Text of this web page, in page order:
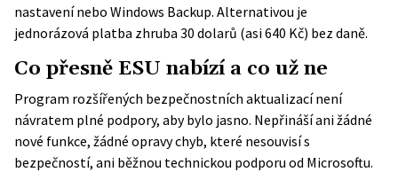
nastavení nebo Windows Backup. Alternativou je
jednorázová platba zhruba 30 dolarů (asi 640 Kč) bez daně.
Co přesně ESU nabízí a co už ne
Program rozšířených bezpečnostních aktualizací není
návratem plné podpory, aby bylo jasno. Nepřináší ani žádné
nové funkce, žádné opravy chyb, které nesouvisí s
bezpečností, ani běžnou technickou podporu od Microsoftu.